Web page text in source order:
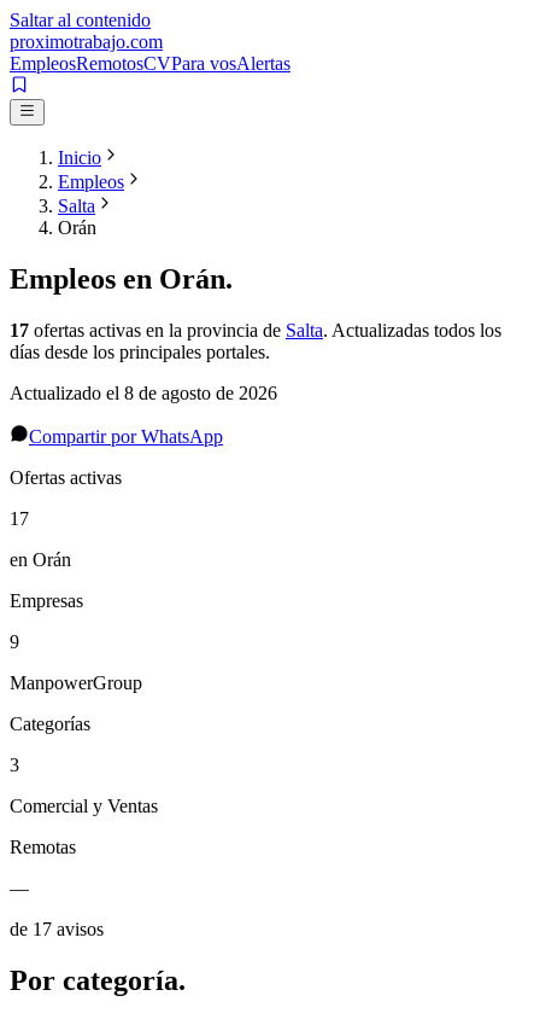
Saltar al contenido
proximotrabajo.com
EmpleosRemotosCVPara vosAlertas
Inicio
Empleos
Salta
Orán
Empleos en Orán.
17 ofertas activas en la provincia de Salta. Actualizadas todos los
días desde los principales portales.
Actualizado el 8 de agosto de 2026
Compartir por WhatsApp
Ofertas activas
17
en Orán
Empresas
9
ManpowerGroup
Categorías
3
Comercial y Ventas
Remotas
—
de 17 avisos
Por categoría.